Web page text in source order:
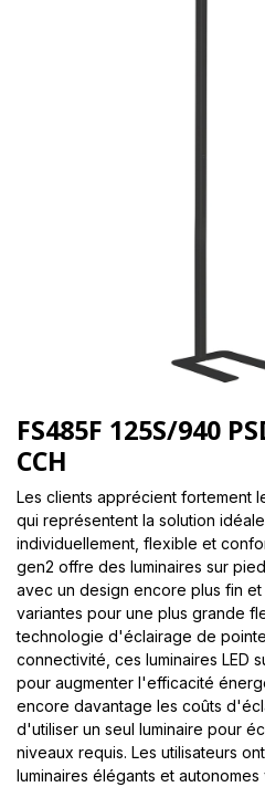
FS485F 125S/940
CCH
Les clients apprécient fortement
qui représentent la solution
individuellement, flexible et
gen2 offre des luminaires sur
avec un design encore plus fin
variantes pour une plus grande
technologie d'éclairage de
connectivité, ces luminaires LED
pour augmenter l'efficacité
encore davantage les coûts
d'utiliser un seul luminaire pour
niveaux requis. Les utilisateurs
luminaires élégants et